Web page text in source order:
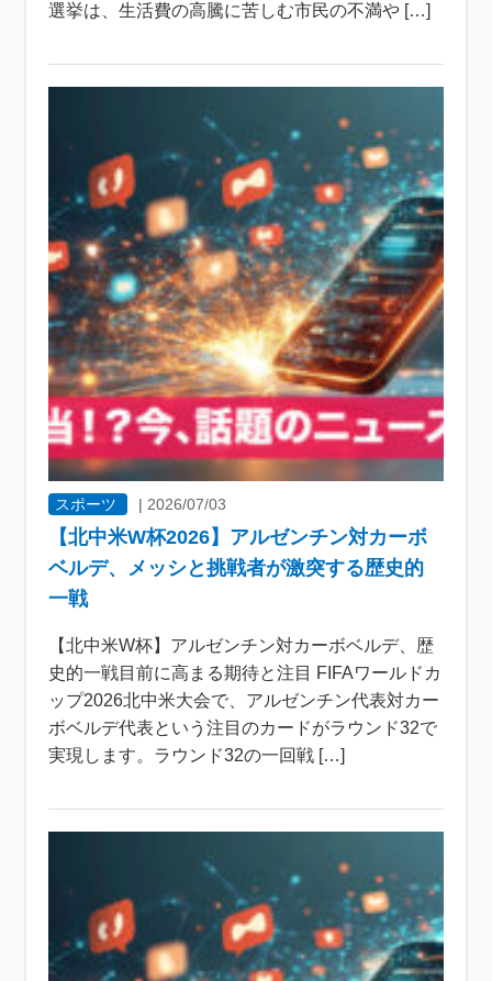
選挙は、生活費の高騰に苦しむ市民の不満や […]
スポーツ | 2026/07/03
【北中米W杯2026】アルゼンチン対カーボ
ベルデ、メッシと挑戦者が激突する歴史的
一戦
【北中米W杯】アルゼンチン対カーボベルデ、歴
史的一戦目前に高まる期待と注目 FIFAワールドカ
ップ2026北中米大会で、アルゼンチン代表対カー
ボベルデ代表という注目のカードがラウンド32で
実現します。ラウンド32の一回戦 […]